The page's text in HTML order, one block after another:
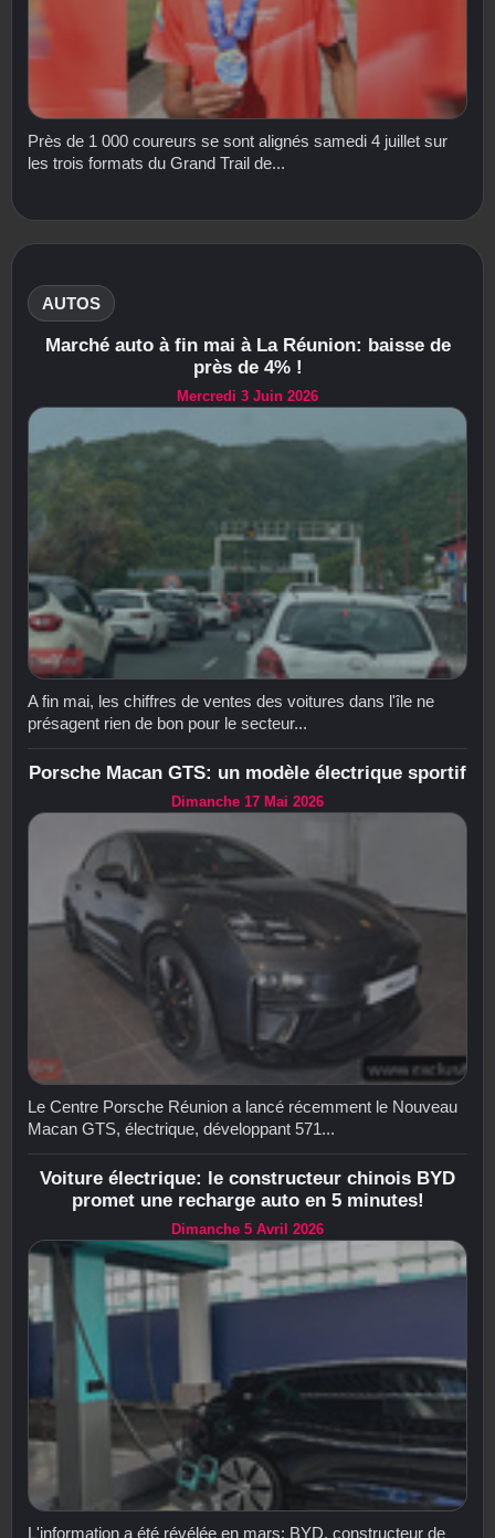
Près de 1 000 coureurs se sont alignés samedi 4 juillet sur
les trois formats du Grand Trail de...
AUTOS
Marché auto à fin mai à La Réunion: baisse de
près de 4% !
Mercredi 3 Juin 2026
A fin mai, les chiffres de ventes des voitures dans l'île ne
présagent rien de bon pour le secteur...
Porsche Macan GTS: un modèle électrique sportif
Dimanche 17 Mai 2026
Le Centre Porsche Réunion a lancé récemment le Nouveau
Macan GTS, électrique, développant 571...
Voiture électrique: le constructeur chinois BYD
promet une recharge auto en 5 minutes!
Dimanche 5 Avril 2026
L'information a été révélée en mars: BYD, constructeur de